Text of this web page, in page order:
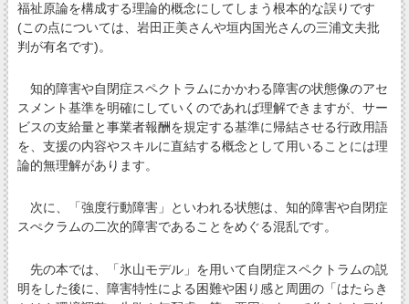
福祉原論を構成する理論的概念にしてしまう根本的な誤りです
(この点については、岩田正美さんや垣内国光さんの三浦文夫批
判が有名です)。
知的障害や自閉症スペクトラムにかかわる障害の状態像のアセ
スメント基準を明確にしていくのであれば理解できますが、サー
ビスの支給量と事業者報酬を規定する基準に帰結させる行政用語
を、支援の内容やスキルに直結する概念として用いることには理
論的無理解があります。
次に、「強度行動障害」といわれる状態は、知的障害や自閉症
スぺクラムの二次的障害であることをめぐる混乱です。
先の本では、「氷山モデル」を用いて自閉症スペクトラムの説
明をした後に、障害特性による困難や困り感と周囲の「はたらき